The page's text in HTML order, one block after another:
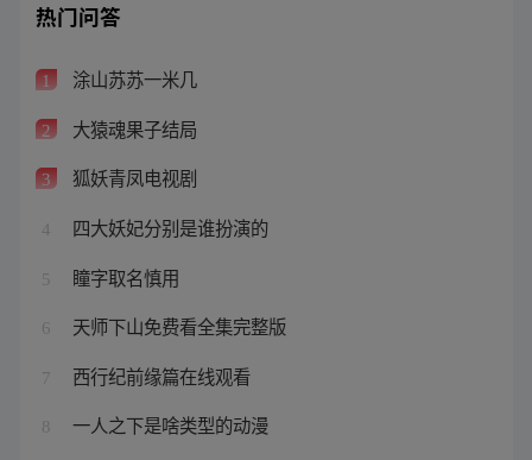
热门问答
1 涂山苏苏一米几
2 大猿魂果子结局
3 狐妖青凤电视剧
4 四大妖妃分别是谁扮演的
5 瞳字取名慎用
6 天师下山免费看全集完整版
7 西行纪前缘篇在线观看
8 一人之下是啥类型的动漫